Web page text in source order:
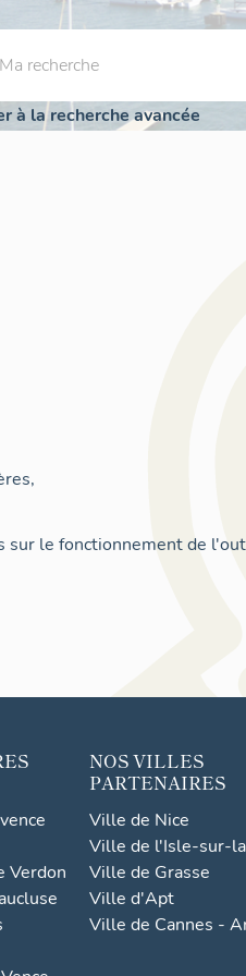
à la recherche avancée
sur le fonctionnement de
Verdon
NOS VILLES
PARTENAIRES
Ville de Nice
Ville de l'Isle-sur-
Ville de Grasse
Ville d'Apt
Ville de Cannes -